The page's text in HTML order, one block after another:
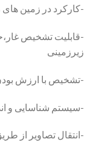
-کارکرد در زمین های
-قابلیت تشخیص
زیرزمینی
-تشخیص با ارزش
-سیستم شناسایی و
-انتقال تصاویر از